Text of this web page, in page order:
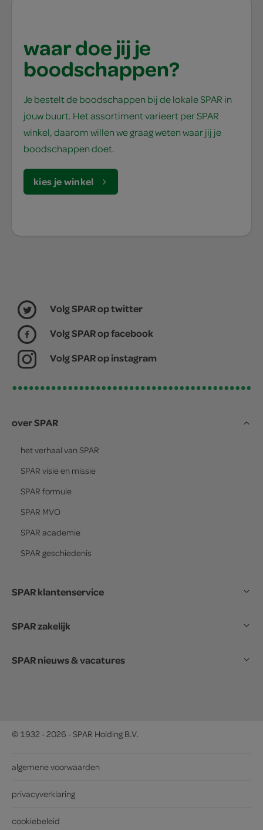
waar doe jij je
boodschappen?
Je bestelt de boodschappen bij de lokale SPAR in
jouw buurt. Het assortiment varieert per SPAR
winkel, daarom willen we graag weten waar jij je
boodschappen doet.
kies je winkel
Volg SPAR op twitter
Volg SPAR op facebook
Volg SPAR op instagram
over SPAR
het verhaal van SPAR
SPAR visie en missie
SPAR formule
SPAR MVO
SPAR academie
SPAR geschiedenis
SPAR klantenservice
SPAR zakelijk
SPAR nieuws & vacatures
© 1932 - 2026 - SPAR Holding B.V.
algemene voorwaarden
privacyverklaring
cookiebeleid